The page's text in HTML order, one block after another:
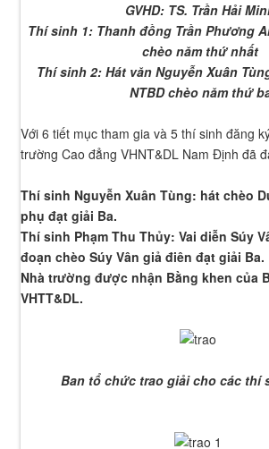
GVHD: TS. Trần Hải
Thí sinh 1: Thanh đồng Trần Phương
chèo năm thứ nhất
Thí sinh 2: Hát văn Nguyễn Xuân
NTBD chèo năm thứ
Với 6 tiết mục tham gia và 5 thí sinh đăng
trường Cao đẳng VHNT&DL Nam Định đã
Thí sinh Nguyễn Xuân Tùng: hát chèo
phụ đạt giải Ba.
Thí sinh Phạm Thu Thủy: Vai diễn Súy
đoạn chèo Súy Vân giả điên đạt giải Ba.
Nhà trường được nhận Bằng khen của
VHTT&DL.
Ban tổ chức trao giải cho các thí